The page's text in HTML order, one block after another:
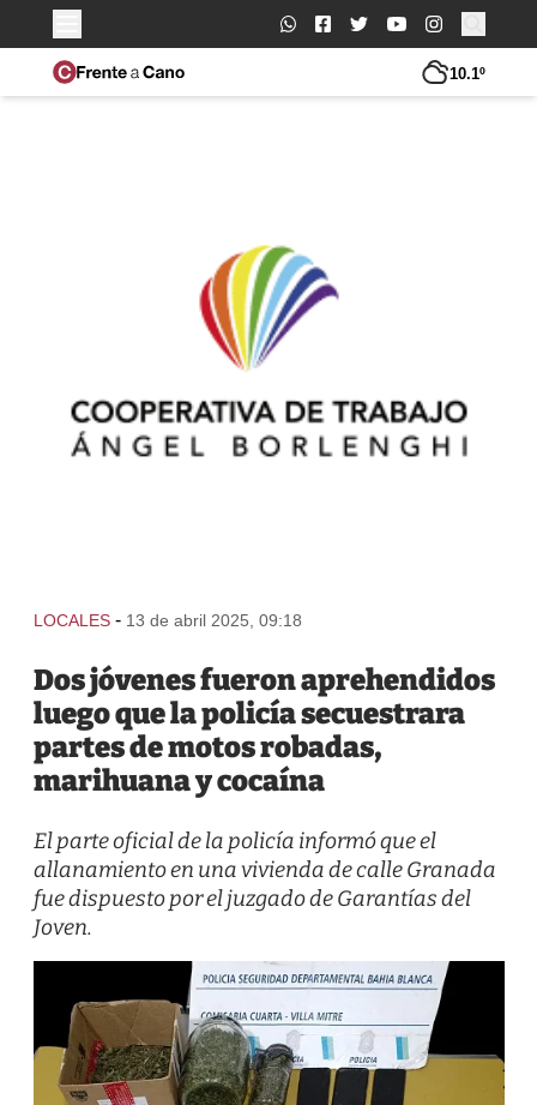
Buscar:
10.1º
LOCALES - 13 de abril 2025, 09:18
Dos jóvenes fueron aprehendidos
luego que la policía secuestrara
partes de motos robadas,
marihuana y cocaína
El parte oficial de la policía informó que el
allanamiento en una vivienda de calle Granada
fue dispuesto por el juzgado de Garantías del
Joven.